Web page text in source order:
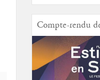
Compte-rendu